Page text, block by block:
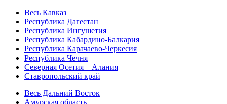
Весь Кавказ
Республика Дагестан
Республика Ингушетия
Республика Кабардино-Балкария
Республика Карачаево-Черкесия
Республика Чечня
Северная Осетия – Алания
Ставропольский край
Весь Дальний Восток
Амурская область